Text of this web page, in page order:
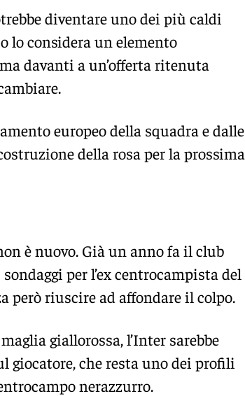
diventare uno dei più caldi
lo considera un elemento
davanti a un’offerta ritenuta
europeo della squadra e dalle
della rosa per la prossima
è nuovo. Già un anno fa il club
per l’ex centrocampista del
però riuscire ad affondare il colpo.
giallorossa, l’Inter sarebbe
giocatore, che resta uno dei profili
nerazzurro.